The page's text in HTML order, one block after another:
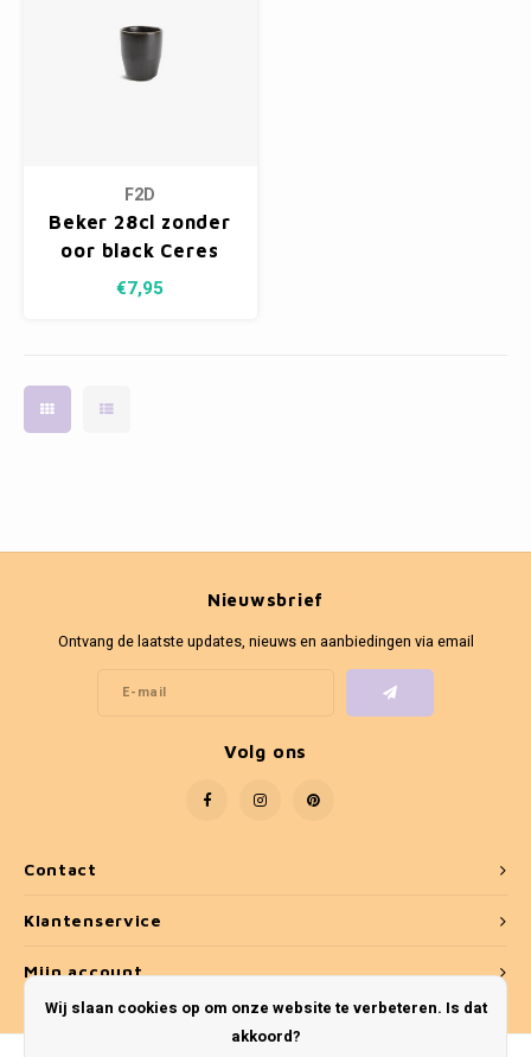
F2D
Beker 28cl zonder
oor black Ceres
€7,95
Contact
Nieuwsbrief
Ontvang de laatste updates, nieuws en aanbiedingen via email
Volg ons
Klantenservice
Mijn account
Wij slaan cookies op om onze website te verbeteren. Is dat
akkoord?